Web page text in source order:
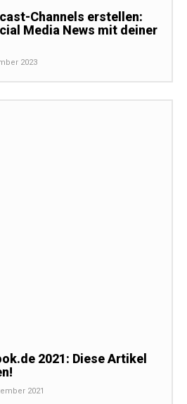
Channels erstellen:
Media News mit deiner
2023
2021: Diese Artikel
2021